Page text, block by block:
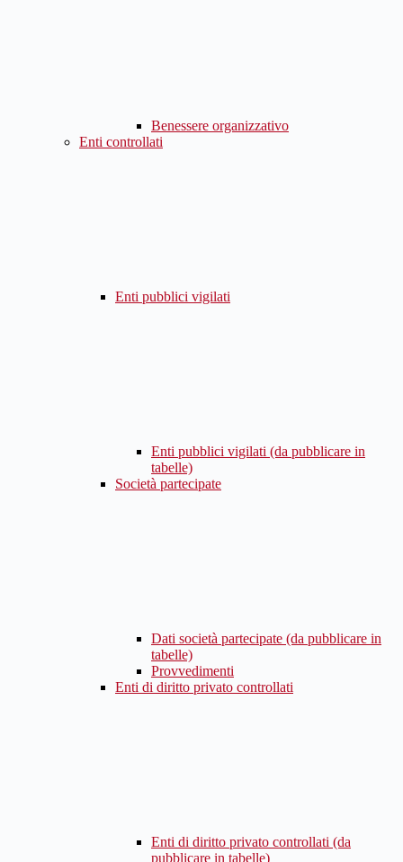
Benessere organizzativo
Enti controllati
Enti pubblici vigilati
Enti pubblici vigilati (da pubblicare in
tabelle)
Società partecipate
Dati società partecipate (da pubblicare in
tabelle)
Provvedimenti
Enti di diritto privato controllati
Enti di diritto privato controllati (da
pubblicare in tabelle)